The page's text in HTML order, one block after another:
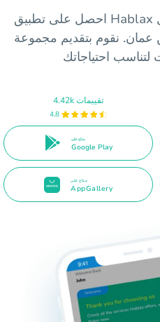
احصل على تطبيق Hablax الآن واستمتع بالتحكم الكامل
عمان. نقوم بتقديم مجموعة
4.42k تقييمات
4.8
متاح على
Google Play
متاح على
AppGallery